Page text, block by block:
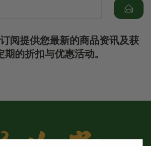
阅提供您最新的商品资讯及获
期的折扣与优惠活动。